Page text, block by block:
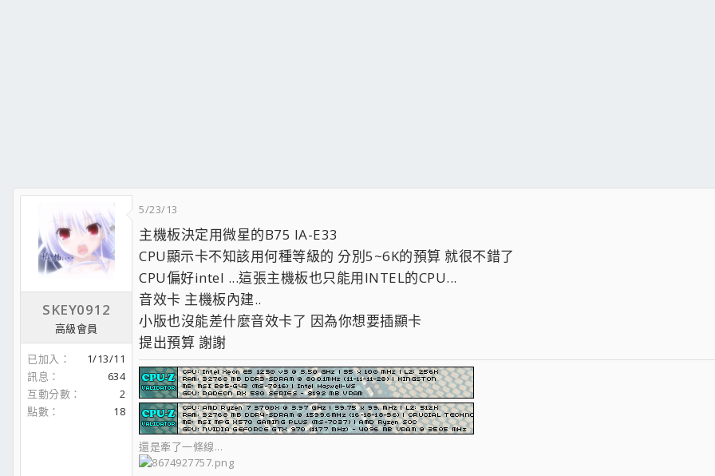
SKEY0912
高級會員
已加入
1/13/11
訊息
634
互動分數
2
點數
18
5/23/13
主機板決定用微星的B75 IA-E33
CPU顯示卡不知該用何種等級的 分別5~6K的預算 就很不錯了
CPU偏好intel ...這張主機板也只能用INTEL的CPU...
音效卡 主機板內建..
小版也沒能差什麼音效卡了 因為你想要插顯卡
提出預算 謝謝
還是牽了一條線...